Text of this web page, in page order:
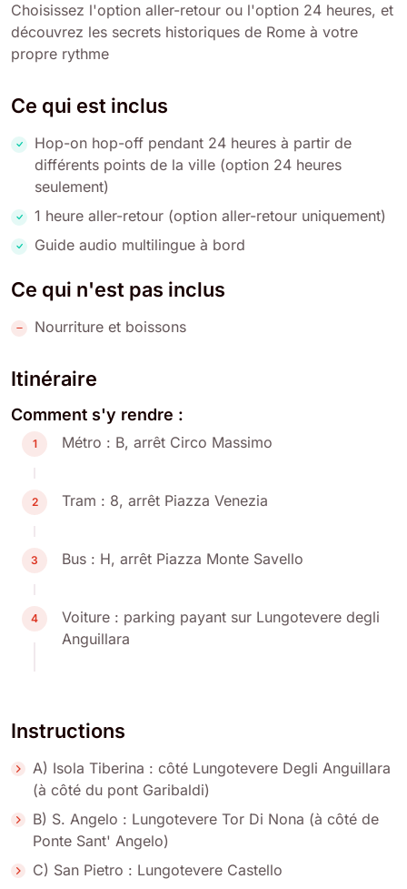
Choisissez l'option aller-retour ou l'option 24 heures, et
découvrez les secrets historiques de Rome à votre
propre rythme
Ce qui est inclus
Hop-on hop-off pendant 24 heures à partir de
différents points de la ville (option 24 heures
seulement)
1 heure aller-retour (option aller-retour uniquement)
Guide audio multilingue à bord
Ce qui n'est pas inclus
Nourriture et boissons
Itinéraire
Comment s'y rendre :
1 Métro : B, arrêt Circo Massimo
2 Tram : 8, arrêt Piazza Venezia
3 Bus : H, arrêt Piazza Monte Savello
4
Voiture : parking payant sur Lungotevere degli
Anguillara
Instructions
A) Isola Tiberina : côté Lungotevere Degli Anguillara
(à côté du pont Garibaldi)
B) S. Angelo : Lungotevere Tor Di Nona (à côté de
Ponte Sant' Angelo)
C) San Pietro : Lungotevere Castello